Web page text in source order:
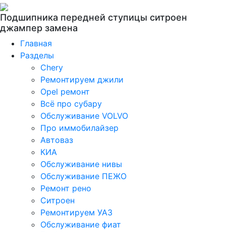
Подшипника передней ступицы ситроен
джампер замена
Главная
Разделы
Chery
Ремонтируем джили
Opel ремонт
Всё про субару
Обслуживание VOLVO
Про иммобилайзер
Автоваз
КИА
Обслуживание нивы
Обслуживание ПЕЖО
Ремонт рено
Ситроен
Ремонтируем УАЗ
Обслуживание фиат